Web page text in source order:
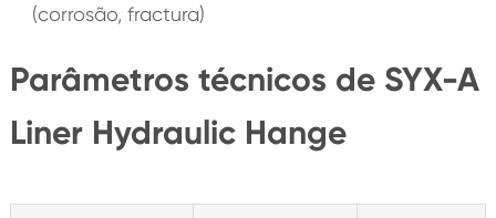
(corrosão, fractura)
Parâmetros técnicos de SYX-A
Liner Hydraulic Hange